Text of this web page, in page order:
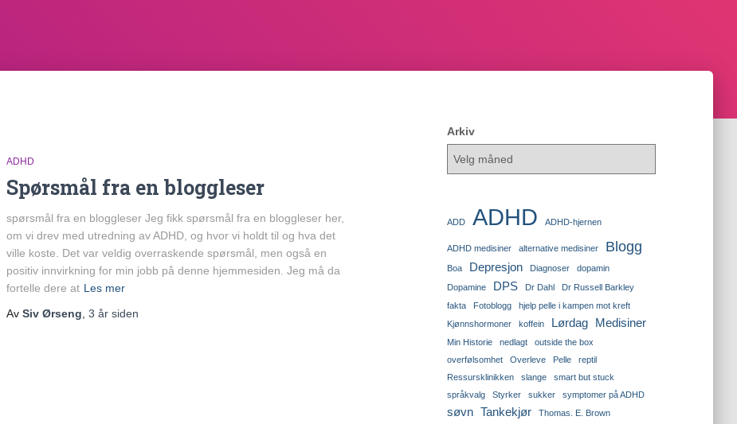
ADHD
Spørsmål fra en bloggleser
spørsmål fra en bloggleser Jeg fikk spørsmål fra en bloggleser her,
om vi drev med utredning av ADHD, og hvor vi holdt til og hva det
ville koste. Det var veldig overraskende spørsmål, men også en
positiv innvirkning for min jobb på denne hjemmesiden. Jeg må da
fortelle dere at Les mer
Av Siv Ørseng 3 år siden
Arkiv
ADD ADHD ADHD-hjernen
ADHD medisiner alternative medisiner Blogg
Boa Depresjon Diagnoser
dopamin
Dopamine
DPS Dr Dahl
Dr Russell Barkley
fakta
Fotoblogg
hjelp pelle i kampen mot kreft
Kjønnshormoner
koffein Lørdag Medisiner
Min Historie nedlagt
outside the box
overfølsomhet
Overleve Pelle
reptil
Ressursklinikken
slange
smart but stuck
språkvalg
Styrker sukker symptomer på ADHD
søvn Tankekjør
Thomas. E. Brown